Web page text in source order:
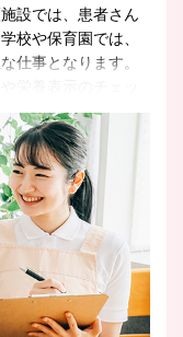
設では、患者さん
校や保育園では、
仕事となります。
栄養表示のチェッ
す。自分のライフ
きます。